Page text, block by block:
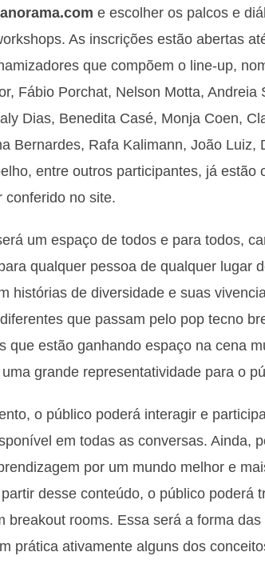
e escolher os palcos e
As inscrições estão abertas
que compõem o line-up,
Fábio Porchat, Nelson Motta, Andreia
Dias, Benedita Casé, Monja Coen,
Bernardes, Rafa Kalimann, João Luiz,
entre outros participantes, já estão
conferido no site.
um espaço de todos e para todos,
qualquer pessoa de qualquer lugar
histórias de diversidade e suas
que passam pelo pop tecno
que estão ganhando espaço na cena
grande representatividade para o
o público poderá interagir e
em todas as conversas. Ainda,
por um mundo melhor e
partir desse conteúdo, o público poderá
breakout rooms. Essa será a forma
prática ativamente alguns dos